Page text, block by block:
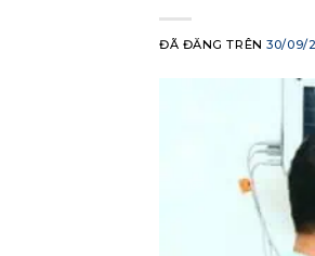
ĐÃ ĐĂNG TRÊN30/09/